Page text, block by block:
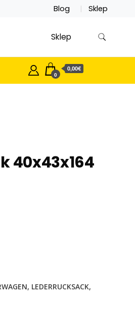
Blog Sklep
Sklep
0
0,00€
40x43x164
, LEDERRUCKSACK,